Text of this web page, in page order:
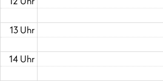
13 Uhr
14 Uhr